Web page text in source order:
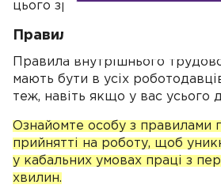
цього зробити не можна.
Правила і реальність
Правила внутрішнього
мають бути в усіх
теж, навіть якщо у вас усього
Ознайомте особу з правилами
прийнятті на роботу, щоб
у кабальних умовах праці з
хвилин.